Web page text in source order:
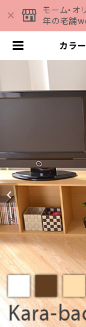
モーム・オ
年の老舗
カラ